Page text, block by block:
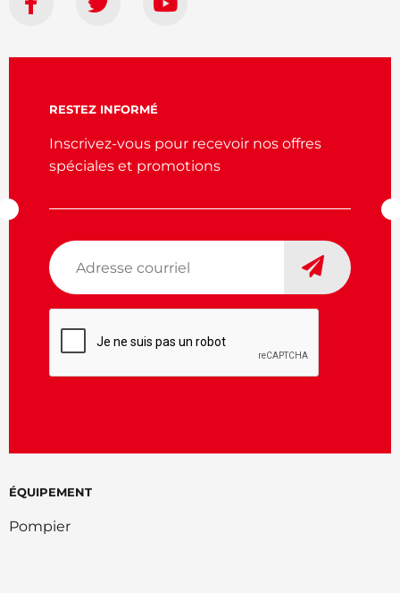
ÉQUIPEMENT
Pompier
RESTEZ INFORMÉ
Inscrivez-vous pour recevoir nos offres
spéciales et promotions
Adresse
courriel